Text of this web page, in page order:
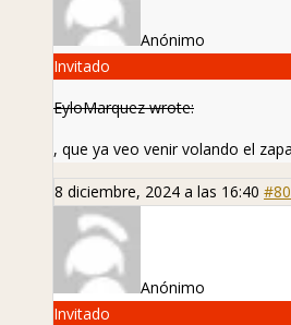
Anónimo
Invitado
EyloMarquez wrote:
, que ya veo venir volando el
8 diciembre, 2024 a las 16:40
Anónimo
Invitado